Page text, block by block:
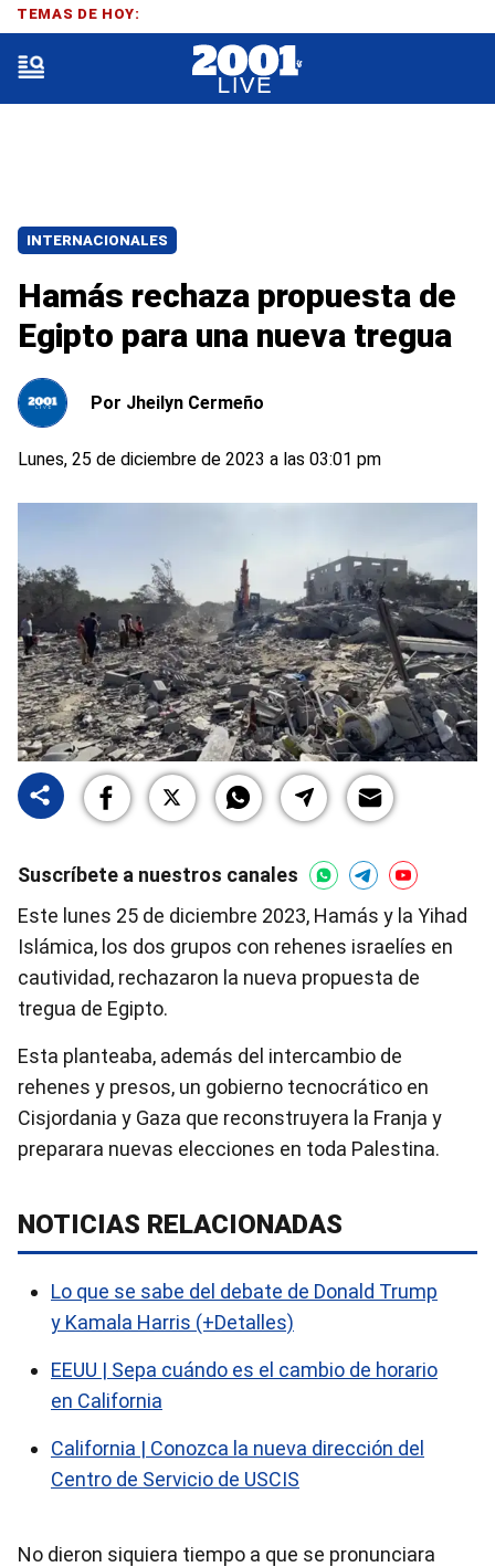
INTERNACIONALES
Hamás rechaza propuesta de
Egipto para una nueva tregua
Por Jheilyn Cermeño
Lunes, 25 de diciembre de 2023 a las 03:01 pm
Suscríbete a nuestros canales
Este lunes 25 de diciembre 2023, Hamás y la Yihad
Islámica, los dos grupos con rehenes israelíes en
cautividad, rechazaron la nueva propuesta de
tregua de Egipto.
Esta planteaba, además del intercambio de
rehenes y presos, un gobierno tecnocrático en
Cisjordania y Gaza que reconstruyera la Franja y
preparara nuevas elecciones en toda Palestina.
NOTICIAS RELACIONADAS
Lo que se sabe del debate de Donald Trump
y Kamala Harris (+Detalles)
EEUU | Sepa cuándo es el cambio de horario
en California
California | Conozca la nueva dirección del
Centro de Servicio de USCIS
No dieron siquiera tiempo a que se pronunciara
TEMAS DE HOY: